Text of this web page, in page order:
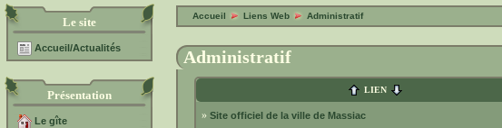
Le site
Accueil/Actualités
Présentation
Le gîte
Accueil Liens Web Administratif
Administratif
LIEN
» Site officiel de la ville de Massiac